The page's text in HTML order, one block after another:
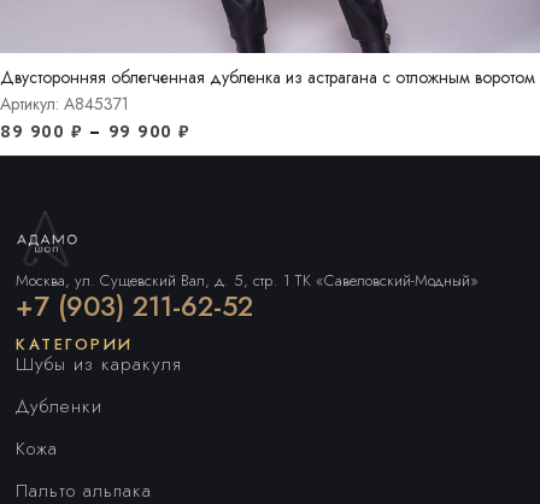
Двусторонняя облегченная дубленка из астрагана с отложным воротом
Артикул: A845371
89 900 ₽ – 99 900 ₽
Москва, ул. Сущевский Вал, д. 5, стр. 1 ТК «Савеловский-Модный»
+7 (903) 211-62-52
КАТЕГОРИИ
Шубы из каракуля
Дубленки
Кожа
Пальто альпака